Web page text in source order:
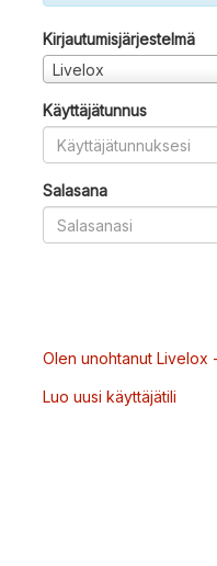
Kirjautumisjärjestelmä
Livelox
Käyttäjätunnus
Salasana
Olen unohtanut Livelox
Luo uusi käyttäjätili